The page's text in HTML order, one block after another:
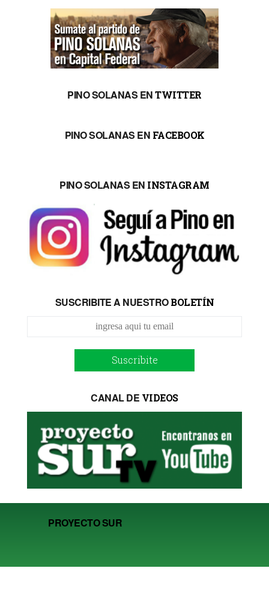
PINO SOLANAS ENTWITTER
PINO SOLANAS EN FACEBOOK
PINO SOLANAS EN INSTAGRAM
SUSCRIBITE A NUESTROBOLETÍN
Suscribite
CANAL DE VIDEOS
PROYECTO SUR